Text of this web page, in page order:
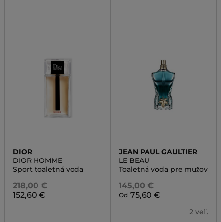
DIOR
DIOR HOMME
Sport toaletná voda
218,00 €
152,60 €
JEAN PAUL GAULTIER
LE BEAU
Toaletná voda pre mužov
145,00 €
Od 75,60 €
2 veľ.